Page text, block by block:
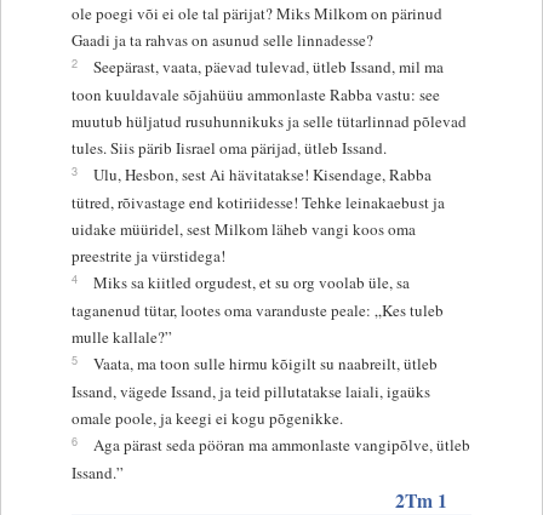
ole poegi või ei ole tal pärijat? Miks Milkom on pärinud
Gaadi ja ta rahvas on asunud selle linnadesse?
2
Seepärast, vaata, päevad tulevad, ütleb Issand, mil ma
toon kuuldavale sõjahüüu ammonlaste Rabba vastu: see
muutub hüljatud rusuhunnikuks ja selle tütarlinnad põlevad
tules. Siis pärib Iisrael oma pärijad, ütleb Issand.
3
Ulu, Hesbon, sest Ai hävitatakse! Kisendage, Rabba
tütred, rõivastage end kotiriidesse! Tehke leinakaebust ja
uidake müüridel, sest Milkom läheb vangi koos oma
preestrite ja vürstidega!
4
Miks sa kiitled orgudest, et su org voolab üle, sa
taganenud tütar, lootes oma varanduste peale: „Kes tuleb
mulle kallale?”
5
Vaata, ma toon sulle hirmu kõigilt su naabreilt, ütleb
Issand, vägede Issand, ja teid pillutatakse laiali, igaüks
omale poole, ja keegi ei kogu põgenikke.
6
Aga pärast seda pööran ma ammonlaste vangipõlve, ütleb
Issand.”
2Tm 1